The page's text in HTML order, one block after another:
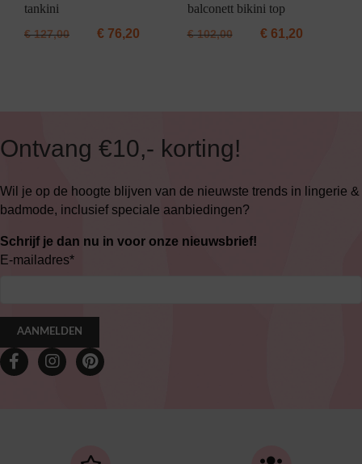
tankini
€127,00 € 76,20
balconett bikini top
€102,00 €61,20
Ontvang €10,- korting!
Wil je op de hoogte blijven van de nieuwste trends in lingerie &
badmode, inclusief speciale aanbiedingen?
Schrijf je dan nu in voor onze nieuwsbrief!
E-mailadres*
AANMELDEN